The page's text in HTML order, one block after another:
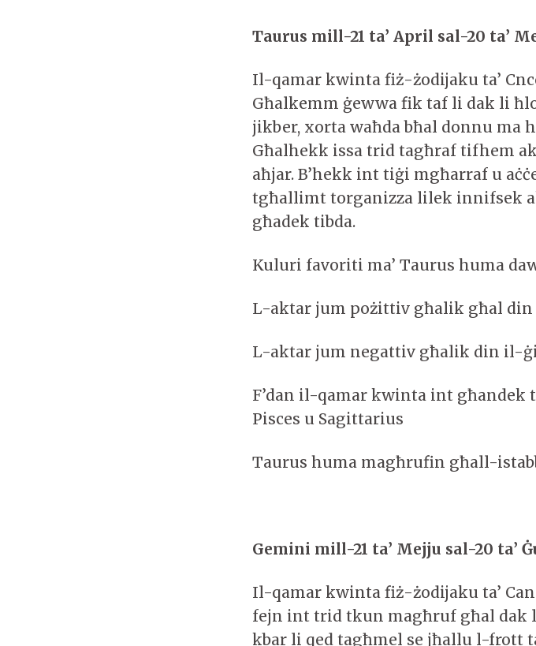
Taurus mill-21 ta’ April sal-20 ta’
Il-qamar kwinta fiż-żodijaku ta’
Għalkemm ġewwa fik taf li dak li
jikber, xorta waħda bħal donnu ma
Għalhekk issa trid tagħraf tifhem
aħjar. B’hekk int tiġi mgħarraf u
tgħallimt torganizza lilek innifsek
għadek tibda.
Kuluri favoriti ma’ Taurus huma
L-aktar jum pożittiv għalik għal
L-aktar jum negattiv għalik din il-
F’dan il-qamar kwinta int
Pisces u Sagittarius
Taurus huma magħrufin għall-
Gemini mill-21 ta’ Mejju sal-20 ta’
Il-qamar kwinta fiż-żodijaku ta’
fejn int trid tkun magħruf għal dak
kbar li qed tagħmel se jħallu l-frott